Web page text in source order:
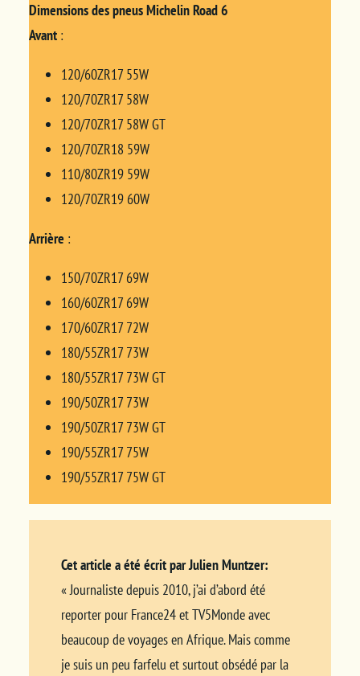
Dimensions des pneus Michelin Road 6
Avant:
120/60ZR17 55W
120/70ZR17 58W
120/70ZR17 58W GT
120/70ZR18 59W
110/80ZR19 59W
120/70ZR19 60W
Arrière :
150/70ZR17 69W
160/60ZR17 69W
170/60ZR17 72W
180/55ZR17 73W
180/55ZR17 73W GT
190/50ZR17 73W
190/50ZR17 73W GT
190/55ZR17 75W
190/55ZR17 75W GT
Cet article a été écrit par Julien Muntzer:
« Journaliste depuis 2010, j’ai d’abord été
reporter pour France24 et TV5Monde avec
beaucoup de voyages en Afrique. Mais comme
je suis un peu farfelu et surtout obsédé par la